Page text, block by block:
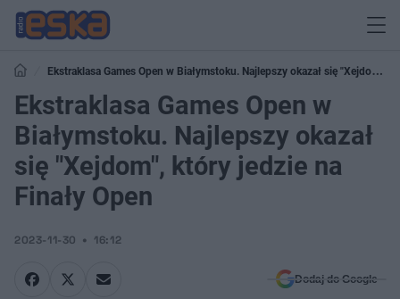
Ekstraklasa Games Open w Białymstoku. Najlepszy okazał się "Xejdom",
który jedzie na Finały Open
Ekstraklasa Games Open w
Białymstoku. Najlepszy okazał
się "Xejdom", który jedzie na
Finały Open
2023-11-30 16:12
Dodaj do Google